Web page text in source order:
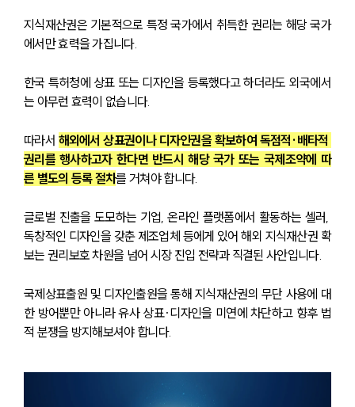
지식재산권은 기본적으로 특정 국가에서 취득한 권리는 해당 국가
에서만 효력을 가집니다.
한국 특허청에 상표 또는 디자인을 등록했다고 하더라도 외국에서
는 아무런 효력이 없습니다.
따라서 해외에서 상표권이나 디자인권을 확보하여 독점적·배타적
권리를 행사하고자 한다면 반드시 해당 국가 또는 국제조약에 따
른 별도의 등록 절차를 거쳐야 합니다.
글로벌 진출을 도모하는 기업, 온라인 플랫폼에서 활동하는 셀러,
독창적인 디자인을 갖춘 제조업체 등에게 있어 해외 지식재산권 확
보는 권리보호 차원을 넘어 시장 진입 전략과 직결된 사안입니다.
국제상표출원 및 디자인출원을 통해 지식재산권의 무단 사용에 대
한 방어뿐만 아니라 유사 상표·디자인을 미연에 차단하고 향후 법
적 분쟁을 방지해보셔야 합니다.